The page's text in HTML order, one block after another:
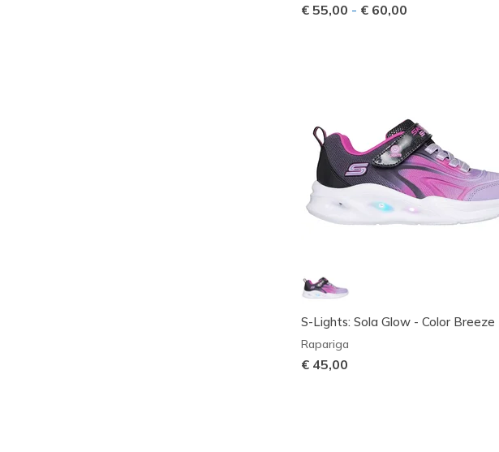
€ 55,00 - € 60,00
S-Lights: Sola Glow - Color Breeze
Rapariga
€ 45,00